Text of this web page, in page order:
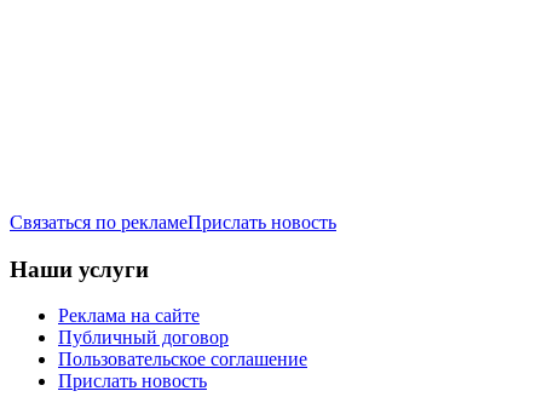
Связаться по рекламеПрислать новость
Наши услуги
Реклама на сайте
Публичный договор
Пользовательское соглашение
Прислать новость